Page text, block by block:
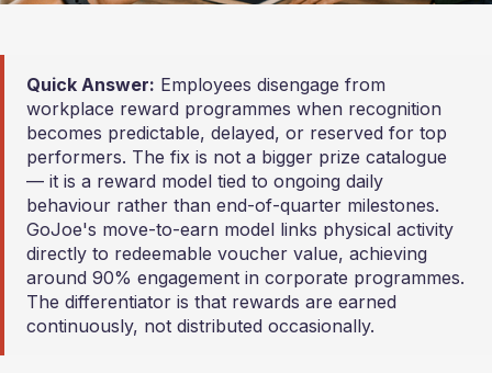
Quick Answer: Employees disengage from
workplace reward programmes when recognition
becomes predictable, delayed, or reserved for top
performers. The fix is not a bigger prize catalogue
— it is a reward model tied to ongoing daily
behaviour rather than end-of-quarter milestones.
GoJoe's move-to-earn model links physical activity
directly to redeemable voucher value, achieving
around 90% engagement in corporate programmes.
The differentiator is that rewards are earned
continuously, not distributed occasionally.